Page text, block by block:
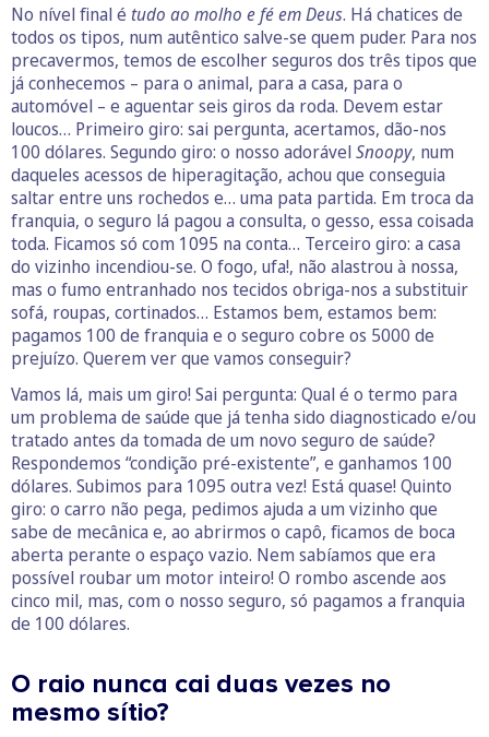
No nível final é tudo ao molho e fé em Deus. Há chatices de
todos os tipos, num autêntico salve-se quem puder. Para nos
precavermos, temos de escolher seguros dos três tipos que
já conhecemos – para o animal, para a casa, para o
automóvel – e aguentar seis giros da roda. Devem estar
loucos… Primeiro giro: sai pergunta, acertamos, dão-nos
100 dólares. Segundo giro: o nosso adorável Snoopy, num
daqueles acessos de hiperagitação, achou que conseguia
saltar entre uns rochedos e… uma pata partida. Em troca da
franquia, o seguro lá pagou a consulta, o gesso, essa coisada
toda. Ficamos só com 1095 na conta… Terceiro giro: a casa
do vizinho incendiou-se. O fogo, ufa!, não alastrou à nossa,
mas o fumo entranhado nos tecidos obriga-nos a substituir
sofá, roupas, cortinados… Estamos bem, estamos bem:
pagamos 100 de franquia e o seguro cobre os 5000 de
prejuízo. Querem ver que vamos conseguir?
Vamos lá, mais um giro! Sai pergunta: Qual é o termo para
um problema de saúde que já tenha sido diagnosticado e/ou
tratado antes da tomada de um novo seguro de saúde?
Respondemos “condição pré-existente”, e ganhamos 100
dólares. Subimos para 1095 outra vez! Está quase! Quinto
giro: o carro não pega, pedimos ajuda a um vizinho que
sabe de mecânica e, ao abrirmos o capô, ficamos de boca
aberta perante o espaço vazio. Nem sabíamos que era
possível roubar um motor inteiro! O rombo ascende aos
cinco mil, mas, com o nosso seguro, só pagamos a franquia
de 100 dólares.
O raio nunca cai duas vezes no
mesmo sítio?